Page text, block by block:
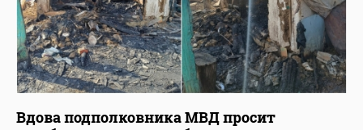
Вдова подполковника МВД просит